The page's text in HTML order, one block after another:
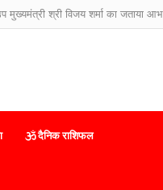
श्री विजय शर्मा का जताया
दैनिक राशिफल